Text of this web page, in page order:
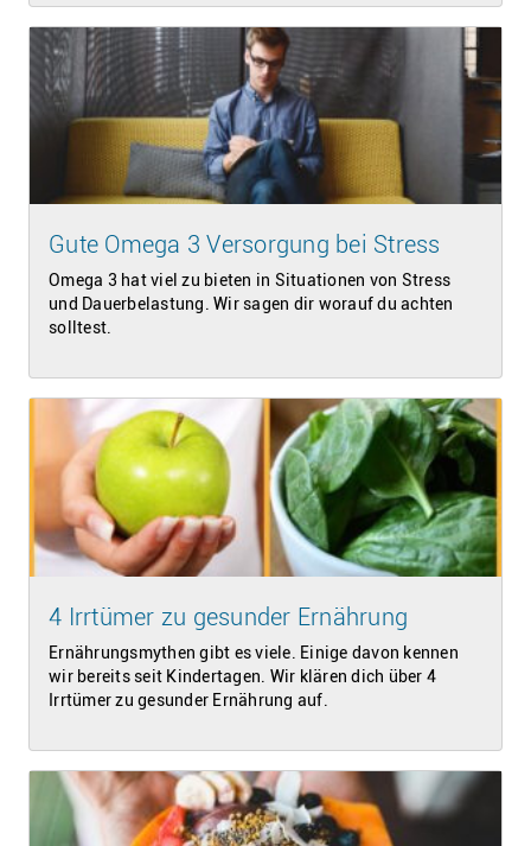
Gute Omega 3 Versorgung bei Stress
Omega 3 hat viel zu bieten in Situationen von Stress
und Dauerbelastung. Wir sagen dir worauf du achten
solltest.
4 Irrtümer zu gesunder Ernährung
Ernährungsmythen gibt es viele. Einige davon kennen
wir bereits seit Kindertagen. Wir klären dich über 4
Irrtümer zu gesunder Ernährung auf.